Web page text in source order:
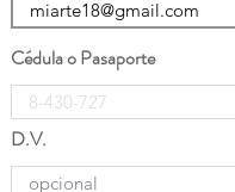
Cédula o Pasaporte
D.V.